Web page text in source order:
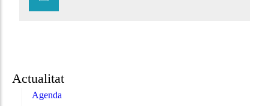
Actualitat
Agenda